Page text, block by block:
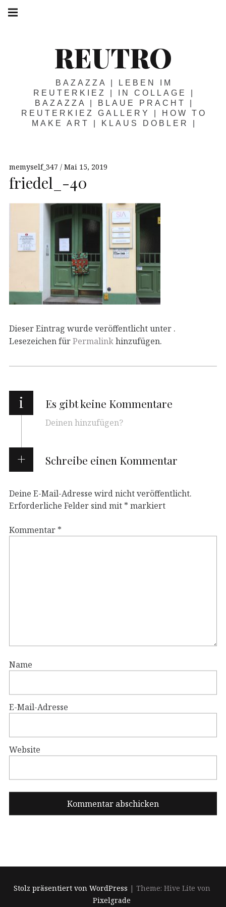
Springe
zum
REUTRO
BAZAZZA | LEBEN IM
REUTERKIEZ | IN COLLAGE |
BAZAZZA | BLAUE PRACHT |
REUTERKIEZ GALLERY | HOW TO
MAKE ART | KLAUS DOBLER |
memyself_347 Mai 15, 2019
friedel_-40
Dieser Eintrag wurde veröffentlicht unter .
Lesezeichen fürPermalinkhinzufügen.
i Es gibt keine Kommentare
Deinen hinzufügen?
Schreibe einen Kommentar
Deine E-Mail-Adresse wird nicht veröffentlicht.
Erforderliche Felder sind mit * markiert
Kommentar *
Name
E-Mail-Adresse
Website
Stolz präsentiert von WordPress | Theme: Hive Lite von
Pixelgrade